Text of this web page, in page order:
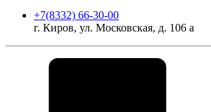
+7(8332) 66-30-00
г. Киров, ул. Московская, д. 106 а